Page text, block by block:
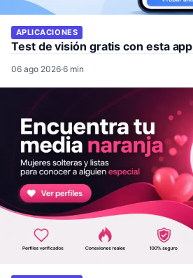
APLICACIONES
Test de visión gratis con esta
06 ago 2026·6 min